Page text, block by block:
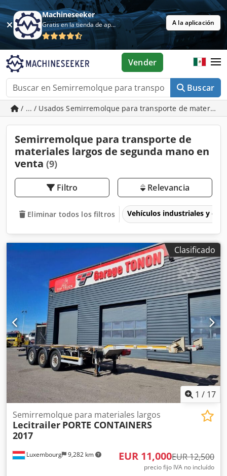
Machineseeker
Gratis en la tienda de aplicaciones A la aplicación
Buscar
Vender
/ ... / Usados Semirremolque para transporte de
Semirremolque para transporte de
materiales largos de segunda mano en
venta (9)
Filtro Relevancia
Eliminar todos los filtros Vehículos industriales y
Clasificado
1 / 17
Luxembourg 9,282 km
Semirremolque para materiales largos
Lecitrailer PORTE CONTAINERS
2017
EUR 11,000EUR 12,500
precio fijo IVA no incluído